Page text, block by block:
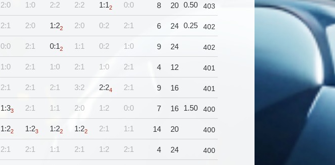
2:0 1:0 2:2 2:2 1:12 0:0 8 20 0.50 403
2:1 2:0 1:22 2:0 0:2 2:1 6 24 0.25 402
0:0 2:1 0:12 1:1 0:2 1:0 9 24 402
1:0 2:1 1:0 2:1 1:0 2:1 4 12 401
2:1 2:1 2:1 3:2 2:24 2:1 9 16 401
1:33 2:1 1:1 2:0 1:2 0:0 7 16 1.50 400
1:22 1:23 1:22 1:22 2:1 1:1 14 20 400
2:1 2:1 1:1 2:1 1:2 2:1 4 24 400